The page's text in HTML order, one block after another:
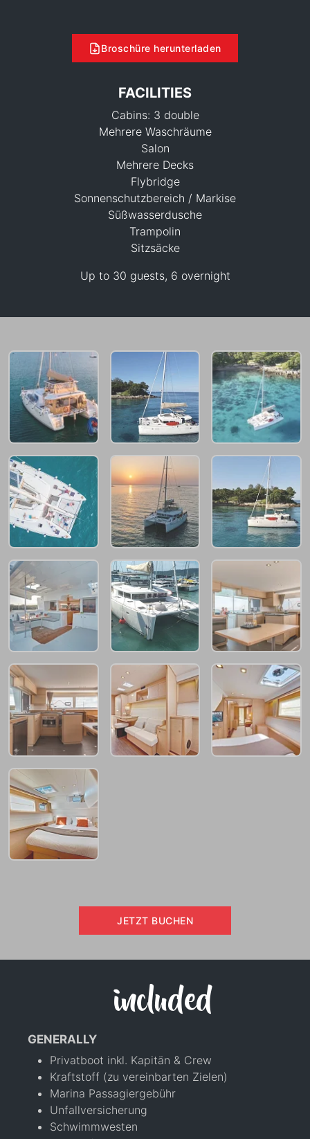
38,800 THB
Broschüre herunterladen
FACILITIES
Cabins: 3 double
Mehrere Waschräume
Salon
Mehrere Decks
Flybridge
Sonnenschutzbereich / Markise
Süßwasserdusche
Trampolin
Sitzsäcke
Up to 30 guests, 6 overnight
JETZT BUCHEN
included
GENERALLY
Privatboot inkl. Kapitän & Crew
Kraftstoff (zu vereinbarten Zielen)
Marina Passagiergebühr
Unfallversicherung
Schwimmwesten